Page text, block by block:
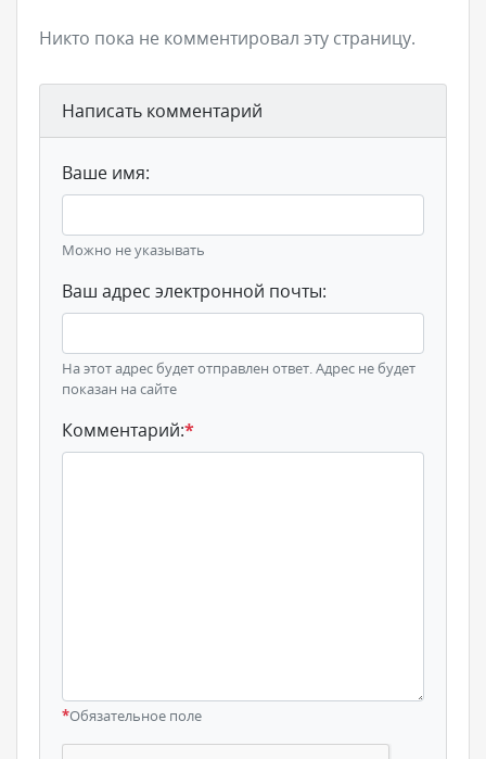
Никто пока не комментировал эту страницу.
Написать комментарий
Ваше имя:
Можно не указывать
Ваш адрес электронной почты:
На этот адрес будет отправлен ответ. Адрес не будет
показан на сайте
Комментарий:*
*Обязательное поле